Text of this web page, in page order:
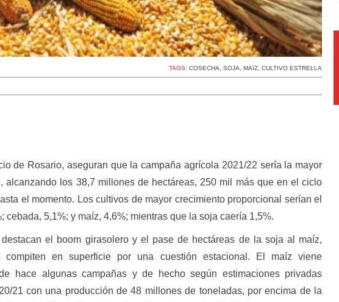
TAGS:COSECHA ,SOJA ,MAíZ ,CULTIVO ESTRELLA
de Rosario, aseguran que la campaña agrícola 2021/22 sería la mayor
alcanzando los 38,7 millones de hectáreas, 250 mil más que en el ciclo
el momento. Los cultivos de mayor crecimiento proporcional serían el
cebada, 5,1%; y maíz, 4,6%; mientras que la soja caería 1,5%.
el boom girasolero y el pase de hectáreas de la soja al maíz,
compiten en superficie por una cuestión estacional. El maíz viene
hace algunas campañas y de hecho según estimaciones privadas
21 con una producción de 48 millones de toneladas, por encima de la